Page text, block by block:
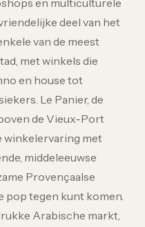
en multiculturele
deel van het
van de meest
met winkels die
en house tot
Le Panier, de
de Vieux-Port
met
middeleeuwse
Provençaalse
pop tegen kunt komen.
Arabische markt,